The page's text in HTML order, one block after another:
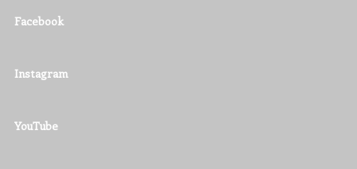
Facebook
Instagram
YouTube